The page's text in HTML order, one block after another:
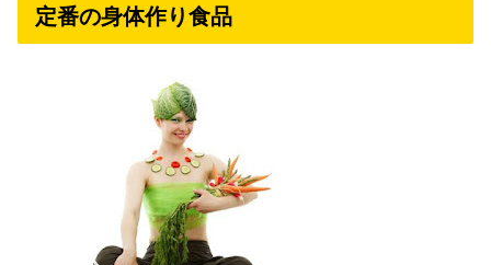
定番の身体作り食品